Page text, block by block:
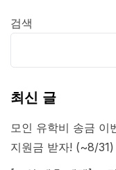
검색
최신 글
모인 유학비 송금 이
지원금 받자! (~8/31)